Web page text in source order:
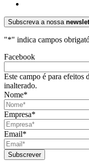
Subscreva a nossa
"*" indica campos
Facebook
Este campo é para efeitos
inalterado.
Nome*
Empresa*
Email*